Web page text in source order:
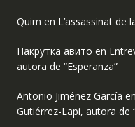
Quim en L’assassinat de
Накрутка авито en
autora de “Esperanza”
Antonio Jiménez García en
Gutiérrez-Lapi, autora de